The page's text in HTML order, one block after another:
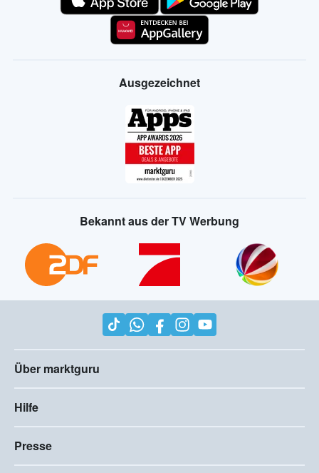
Ausgezeichnet
Bekannt aus der TV Werbung
Über marktguru
Hilfe
Presse